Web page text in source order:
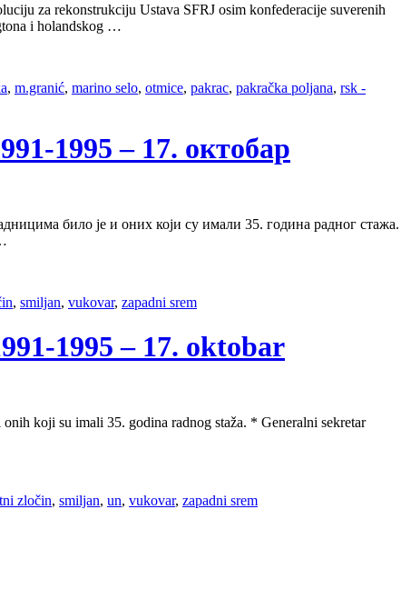
za rekonstrukciju Ustava SFRJ osim konfederacije suverenih
i holandskog …
, m.granić, marino selo, otmice, pakrac, pakračka poljana, rsk -
1995 – 17. октобар
било је и оних који су имали 35. година радног стажа.
, smiljan, vukovar, zapadni srem
1995 – 17. oktobar
koji su imali 35. godina radnog staža. * Generalni sekretar
zločin, smiljan, un, vukovar, zapadni srem